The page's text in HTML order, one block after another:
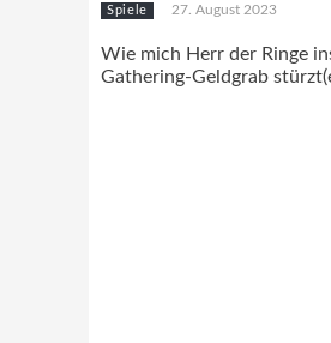
Spiele 27. August 2023
Wie mich Herr der Ringe
Gathering-Geldgrab